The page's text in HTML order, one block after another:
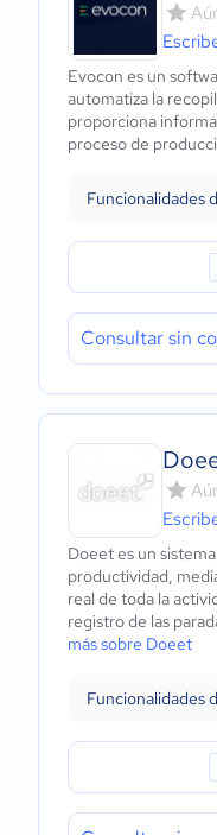
Evocon es un
automatiza la
proporciona
proceso de
Funcionalidades
Consultar sin
Doeet es un
productividad,
real de toda la
registro de las
más sobre Doeet
Funcionalidades